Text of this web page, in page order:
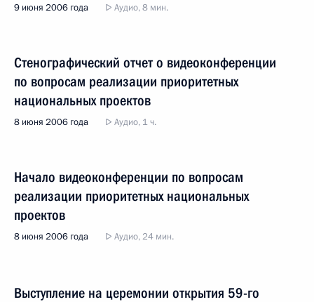
9 июня 2006 года Аудио, 8 мин.
Стенографический отчет о видеоконференции
по вопросам реализации приоритетных
национальных проектов
8 июня 2006 года Аудио, 1 ч.
Начало видеоконференции по вопросам
реализации приоритетных национальных
проектов
8 июня 2006 года Аудио, 24 мин.
Выступление на церемонии открытия 59-го